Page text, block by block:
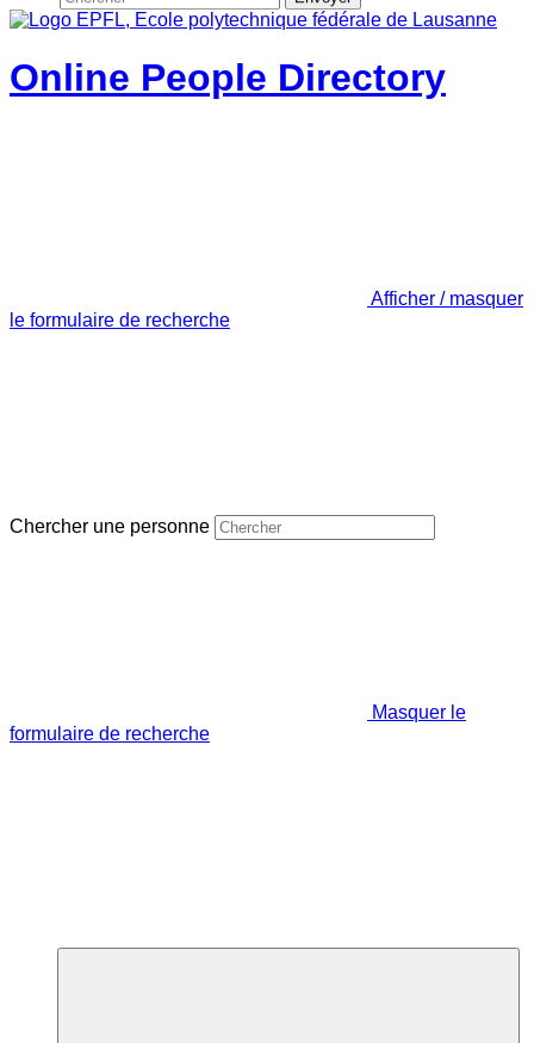
Online People Directory
Afficher / masquer
le formulaire de recherche
Chercher une personne
Masquer le
formulaire de recherche